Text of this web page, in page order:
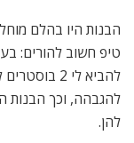
הבנות היו בהלם
טיפ חשוב להורים:
להביא לי 2
להגבהה, וכך הבנות
להן.